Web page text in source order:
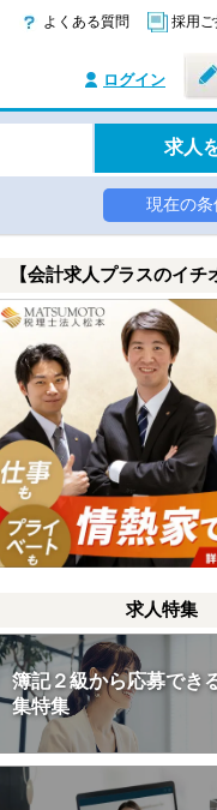
よくある質問 採用
ログイン
求人
現在の
【会計求人プラスのイチ
求人特集
簿記２級から応募でき
集特集